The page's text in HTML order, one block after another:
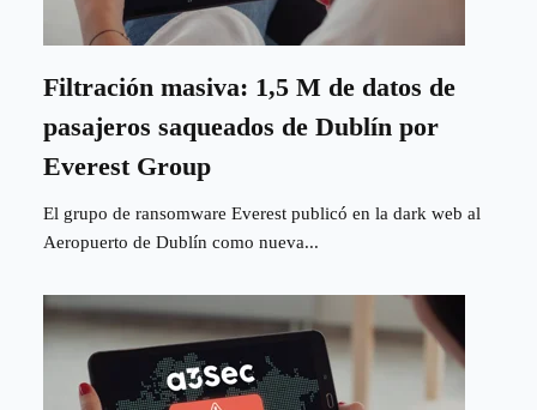
Filtración masiva: 1,5 M de datos de
pasajeros saqueados de Dublín por
Everest Group
El grupo de ransomware Everest publicó en la dark web al
Aeropuerto de Dublín como nueva...